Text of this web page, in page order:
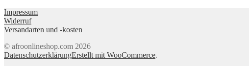
Impressum
Widerruf
Versandarten und -kosten
© afroonlineshop.com 2026
DatenschutzerklärungErstellt mit WooCommerce.